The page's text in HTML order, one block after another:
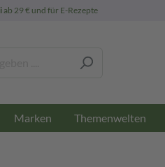
ab 29 € und für E-Rezepte
Marken Themenwelten